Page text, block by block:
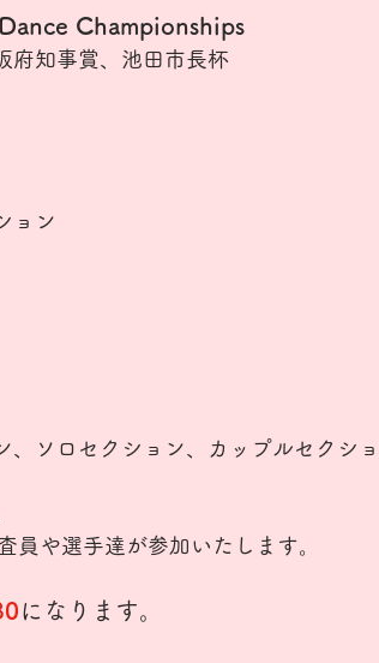
Championships
府知事賞、池田市長杯
ョン
、ソロセクション、カップルセクシ
員や選手達が参加いたします。
になります。